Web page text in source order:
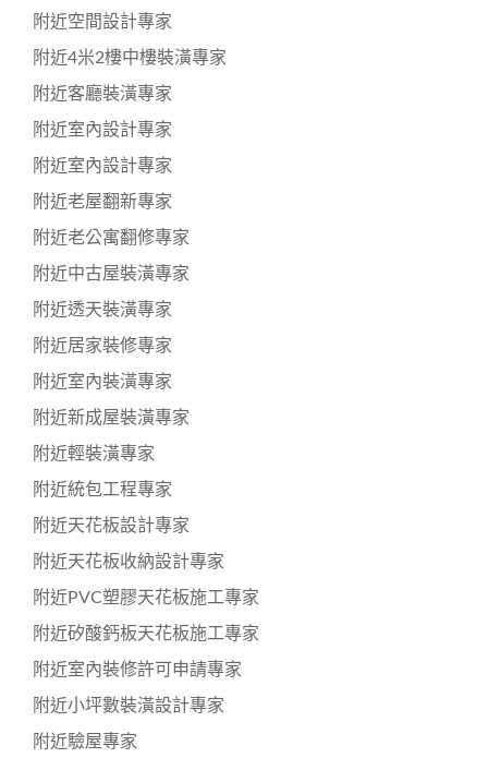
附近空間設計專家
附近4米2樓中樓裝潢專家
附近客廳裝潢專家
附近室內設計專家
附近室內設計專家
附近老屋翻新專家
附近老公寓翻修專家
附近中古屋裝潢專家
附近透天裝潢專家
附近居家裝修專家
附近室內裝潢專家
附近新成屋裝潢專家
附近輕裝潢專家
附近統包工程專家
附近天花板設計專家
附近天花板收納設計專家
附近PVC塑膠天花板施工專家
附近矽酸鈣板天花板施工專家
附近室內裝修許可申請專家
附近小坪數裝潢設計專家
附近驗屋專家